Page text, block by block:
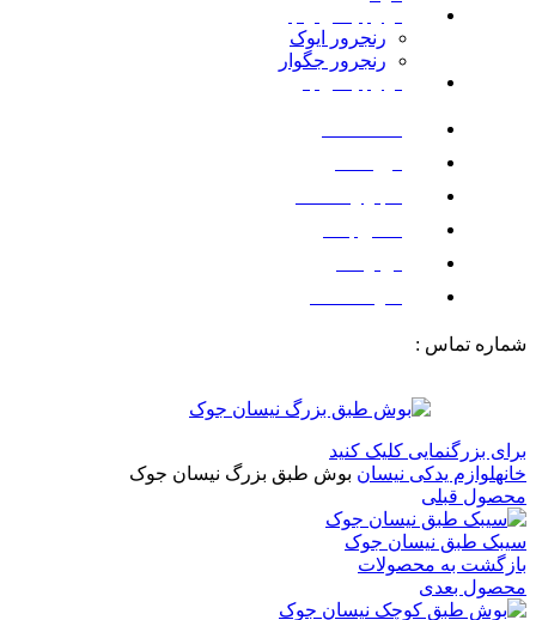
رنجرور ایوک
رنجرور جگوار
شماره تماس :
برای بزرگنمایی کلیک کنید
خانهلوازم یدکی نیسان بوش طبق بزرگ نیسان جوک
محصول قبلی
سیبک طبق نیسان جوک
بازگشت به محصولات
محصول بعدی